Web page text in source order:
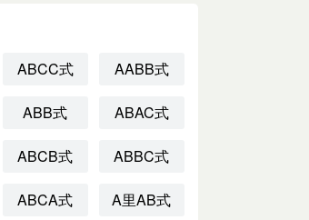
ABCC式 AABB式
ABB式 ABAC式
ABCB式 ABBC式
ABCA式 A里AB式